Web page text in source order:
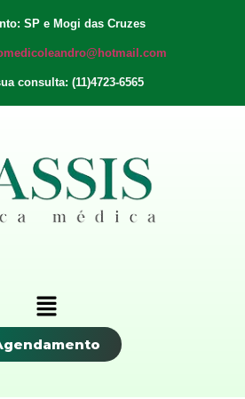
SP e Mogi das Cruzes
consulta: (11)4723-6565